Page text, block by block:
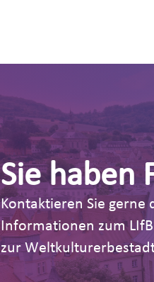
Sie haben
Kontaktieren Sie gerne
Informationen zum
zur